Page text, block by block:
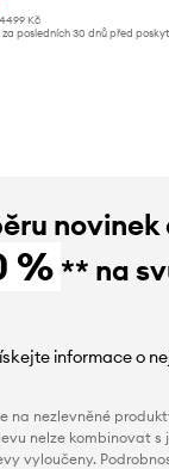
4499 Kč
za posledních 30 dnů před
novinek
% ** na
informace o
na nezlevněné
nelze kombinovat
vyloučeny.